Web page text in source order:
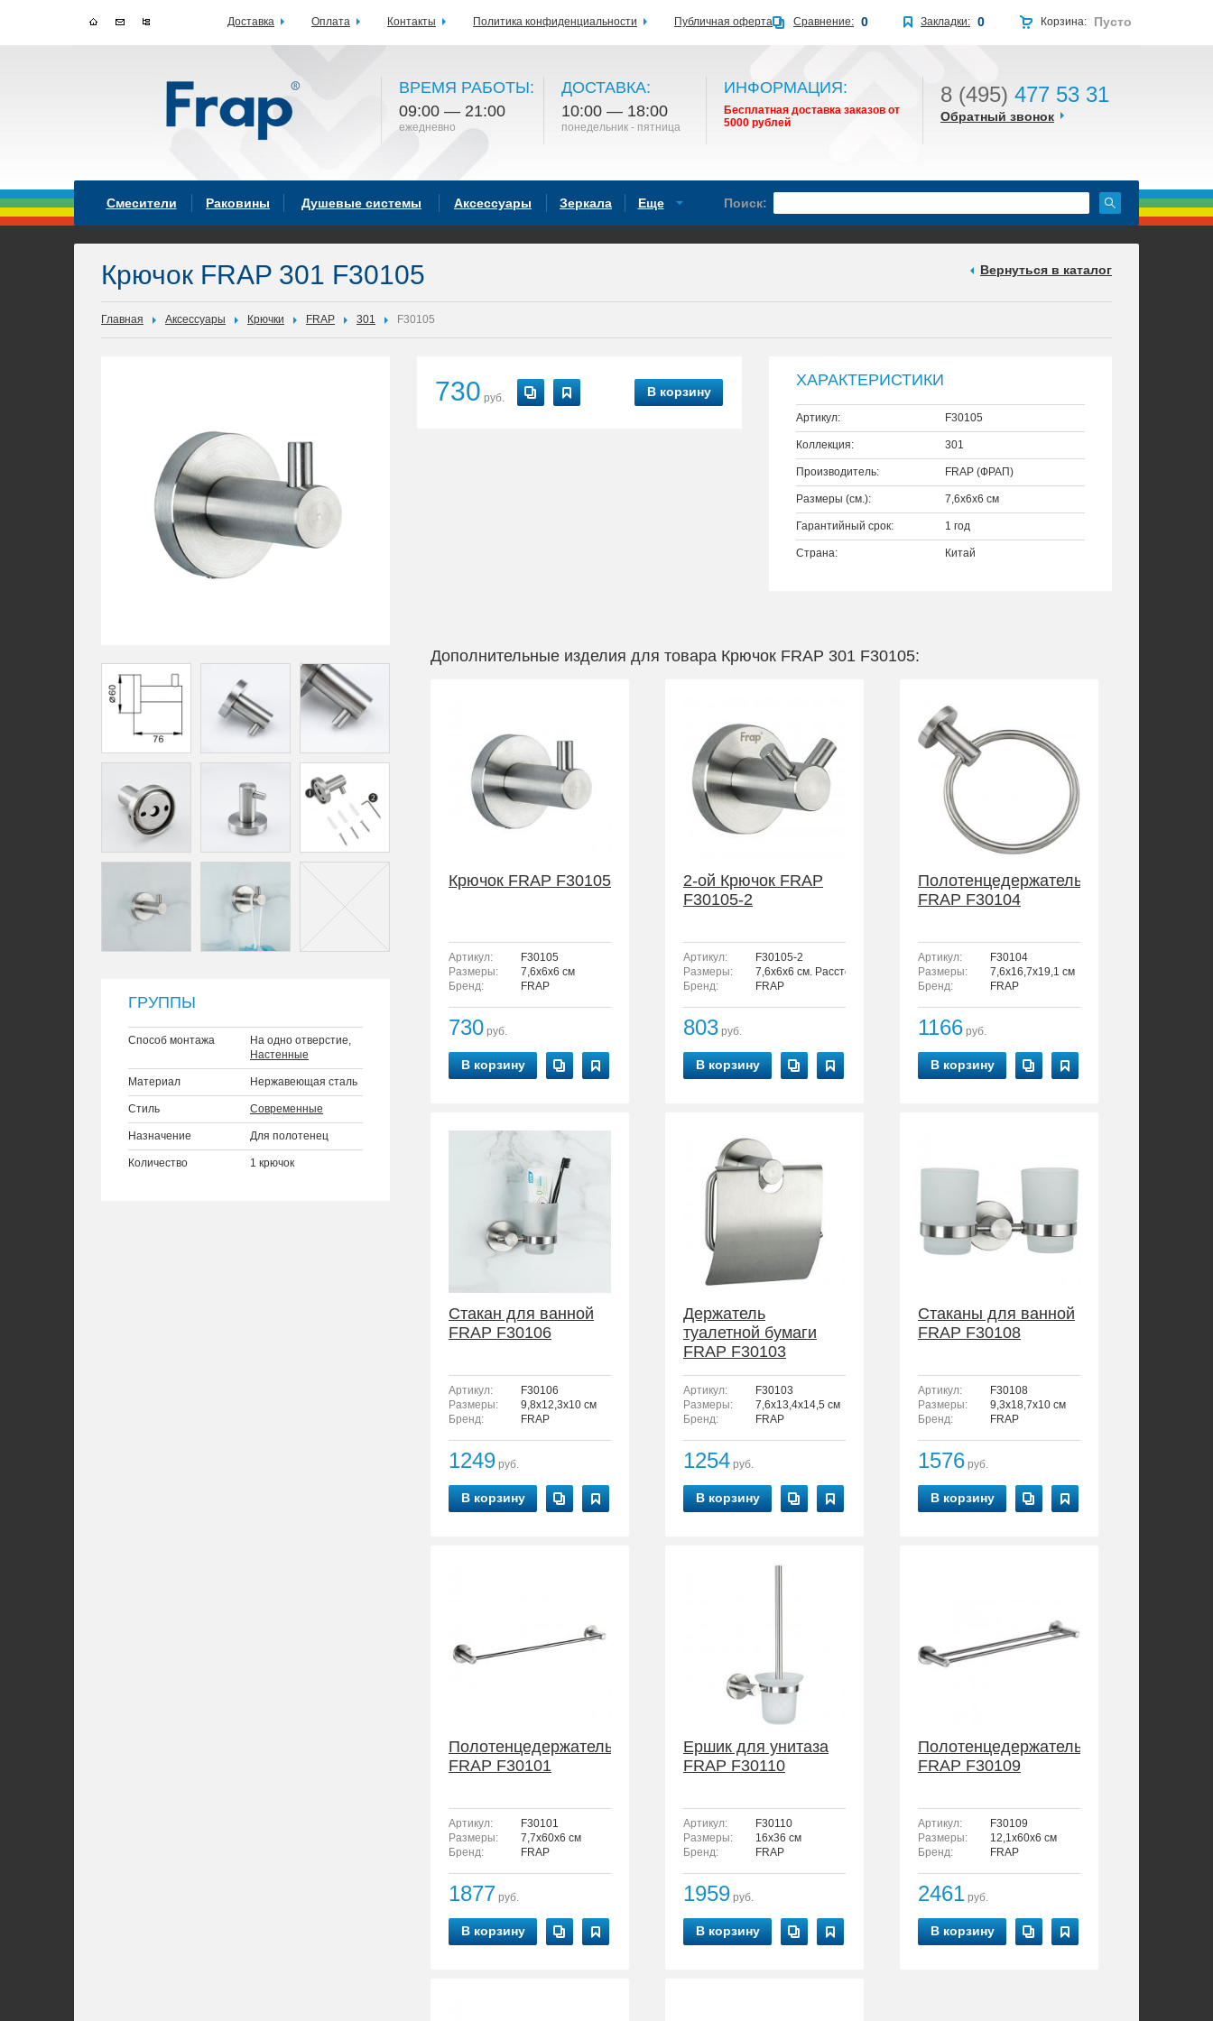
ВРЕМЯ РАБОТЫ:
09:00 — 21:00
ежедневно
ДОСТАВКА:
10:00 — 18:00
понедельник - пятница
ИНФОРМАЦИЯ:
Бесплатная доставка заказов от
5000 рублей
8 (495) 477 53 31
Обратный звонок
Смесители Раковины Душевые системы Аксессуары Зеркала Еще Поиск:
Крючок FRAP 301 F30105 Вернуться в каталог
Главная Аксессуары Крючки FRAP 301 F30105
ГРУППЫ
Способ монтажа
На одно отверстие,
Настенные
Материал Нержавеющая сталь
Стиль Современные
Назначение Для полотенец
Количество 1 крючок
730 руб. В корзину
ХАРАКТЕРИСТИКИ
Артикул: F30105
Коллекция: 301
Производитель: FRAP (ФРАП)
Размеры (см.): 7,6x6x6 см
Гарантийный срок: 1 год
Страна: Китай
Дополнительные изделия для товара Крючок FRAP 301 F30105:
Крючок FRAP F30105
Артикул:
F30105
Размеры:
7,6x6x6 см
Бренд:
FRAP
730 руб.
В корзину
2-ой Крючок FRAP
F30105-2
Артикул:
F30105-2
Размеры:
7,6x6x6 см. Расстояние между шурупами - 3 см.
Бренд:
FRAP
803 руб.
В корзину
Полотенцедержатель
FRAP F30104
Артикул:
F30104
Размеры:
7,6x16,7x19,1 см
Бренд:
FRAP
1166 руб.
В корзину
Стакан для ванной
FRAP F30106
Артикул:
F30106
Размеры:
9,8x12,3x10 см
Бренд:
FRAP
1249 руб.
В корзину
Держатель
туалетной бумаги
FRAP F30103
Артикул:
F30103
Размеры:
7,6x13,4x14,5 см
Бренд:
FRAP
1254 руб.
В корзину
Стаканы для ванной
FRAP F30108
Артикул:
F30108
Размеры:
9,3x18,7x10 см
Бренд:
FRAP
1576 руб.
В корзину
Полотенцедержатель
FRAP F30101
Артикул:
F30101
Размеры:
7,7x60x6 см
Бренд:
FRAP
1877 руб.
В корзину
Ершик для унитаза
FRAP F30110
Артикул:
F30110
Размеры:
16x36 см
Бренд:
FRAP
1959 руб.
В корзину
Полотенцедержатель
FRAP F30109
Артикул:
F30109
Размеры:
12,1x60x6 см
Бренд:
FRAP
2461 руб.
В корзину
Доставка Оплата Контакты Политика конфиденциальности Публичная оферта Корзина: Пусто
Закладки: 0
Сравнение: 0